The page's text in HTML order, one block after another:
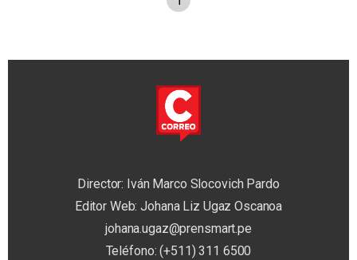
Director: Iván Marco Slocovich Pardo
Editor Web: Johana Liz Ugaz Oscanoa
johana.ugaz@prensmart.pe
Teléfono: (+511) 311 6500